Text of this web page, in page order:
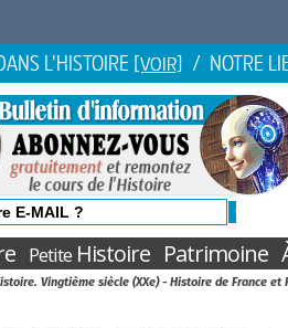
L'HISTOIRE [VOIR] / NOTRE
PetiteHistoire Patrimoine
Vingtième siècle (XXe) - Histoire de France et